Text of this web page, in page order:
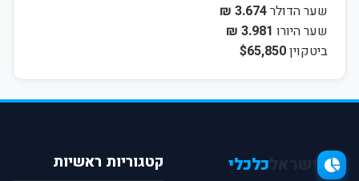
שער הדולר3.674 ₪
שער היורו 3.981 ₪
ביטקוין$65,850
כלכלי קטגוריות ראשיות